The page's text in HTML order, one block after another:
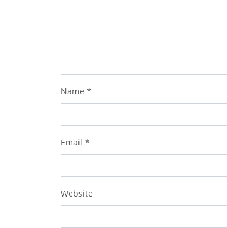
Name *
Email *
Website